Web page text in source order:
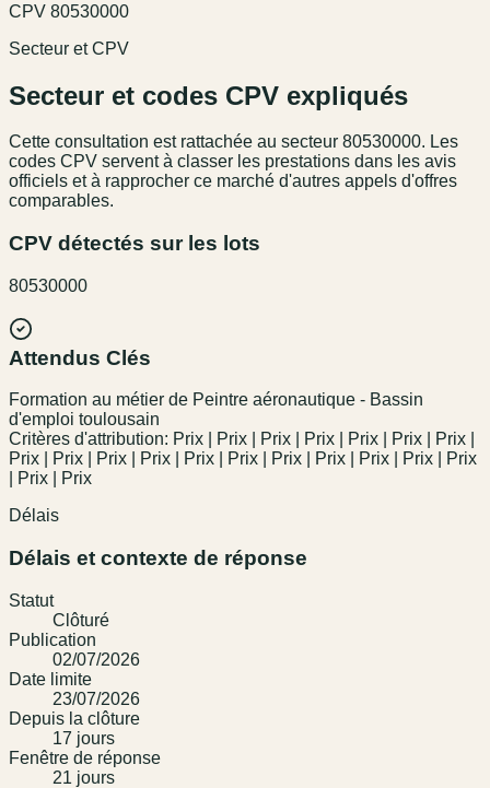
CPV 80530000
Secteur et CPV
Secteur et codes CPV expliqués
Cette consultation est rattachée au secteur 80530000. Les
codes CPV servent à classer les prestations dans les avis
officiels et à rapprocher ce marché d'autres appels d'offres
comparables.
CPV détectés sur les lots
80530000
Attendus Clés
Formation au métier de Peintre aéronautique - Bassin
d'emploi toulousain
Critères d'attribution: Prix | Prix | Prix | Prix | Prix | Prix | Prix |
Prix | Prix | Prix | Prix | Prix | Prix | Prix | Prix | Prix | Prix | Prix
| Prix | Prix
Délais
Délais et contexte de réponse
Statut
Clôturé
Publication
02/07/2026
Date limite
23/07/2026
Depuis la clôture
17 jours
Fenêtre de réponse
21 jours